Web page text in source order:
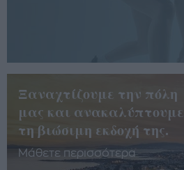
Ξαναχτίζουμε την πόλη
μας και ανακαλύπτουμε
τη βιώσιμη εκδοχή της.
Μάθετε περισσότερα